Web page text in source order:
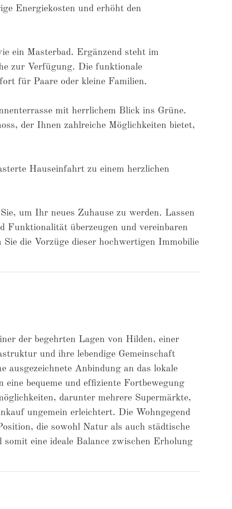
Energiekosten und erhöht den
ein Masterbad. Ergänzend steht im
zur Verfügung. Die funktionale
für Paare oder kleine Familien.
mit herrlichem Blick ins Grüne.
der Ihnen zahlreiche Möglichkeiten bietet,
Hauseinfahrt zu einem herzlichen
um Ihr neues Zuhause zu werden. Lassen
Funktionalität überzeugen und vereinbaren
die Vorzüge dieser hochwertigen Immobilie
der begehrten Lagen von Hilden, einer
und ihre lebendige Gemeinschaft
ausgezeichnete Anbindung an das lokale
eine bequeme und effiziente Fortbewegung
darunter mehrere Supermärkte,
ungemein erleichtert. Die Wohngegend
die sowohl Natur als auch städtische
eine ideale Balance zwischen Erholung